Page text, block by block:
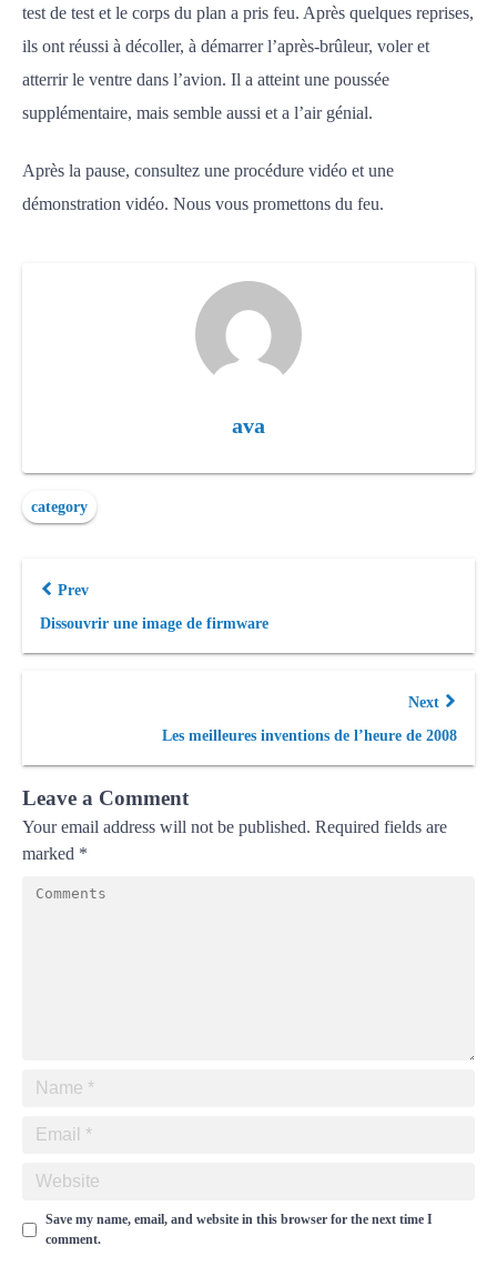
test de test et le corps du plan a pris feu. Après quelques reprises,
ils ont réussi à décoller, à démarrer l’après-brûleur, voler et
atterrir le ventre dans l’avion. Il a atteint une poussée
supplémentaire, mais semble aussi et a l’air génial.
Après la pause, consultez une procédure vidéo et une
démonstration vidéo. Nous vous promettons du feu.
ava
category
Prev
Dissouvrir une image de firmware
Next
Les meilleures inventions de l’heure de 2008
Leave a Comment
Your email address will not be published. Required fields are
marked *
Save my name, email, and website in this browser for the next time I
comment.